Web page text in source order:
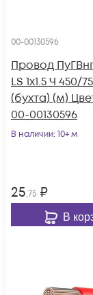
00-00130596
Провод
LS 1х1.5 Ч 450/
(бухта) (м)
00-00130596
В наличии: 10+ м
25,75 ₽
В